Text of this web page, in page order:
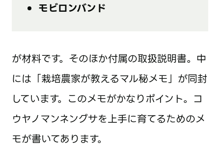
モビロンバンド
が材料です。そのほか付属の取扱説明書。中
には「栽培農家が教えるマル秘メモ」が同封
しています。このメモがかなりポイント。コ
ウヤノマンネングサを上手に育てるためのメ
モが書いてあります。